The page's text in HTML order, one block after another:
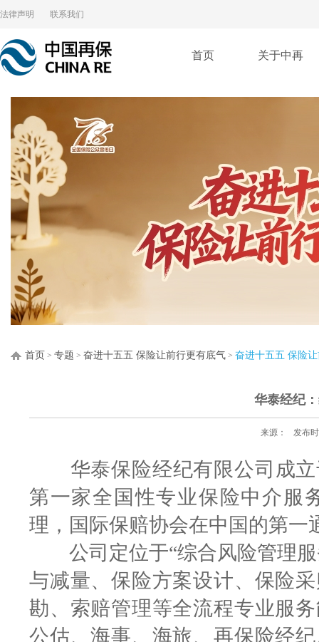
法律声明 联系我们
首页 关于中再
首页 > 专题 > 奋进十五五 保险让前行更有底气 > 奋进十五五 保险
华泰经纪
来源： 发布
华泰保险经纪有限公司成立
第一家全国性专业保险中介服
理，国际保赔协会在中国的第一
公司定位于“综合风险管理服
与减量、保险方案设计、保险
勘、索赔管理等全流程专业服
公估、海事、海旅、再保险经